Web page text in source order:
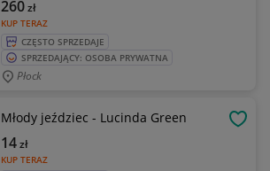
KUP TERAZ
260zł
CZĘSTO SPRZEDAJE
SPRZEDAJĄCY: OSOBA PRYWATNA
Płock
Młody jeździec - Lucinda Green
KUP TERAZ
14zł